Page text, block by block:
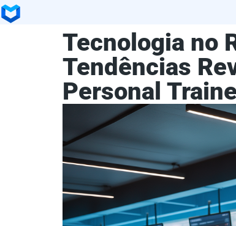
Tecnologia no
Tendências
Personal